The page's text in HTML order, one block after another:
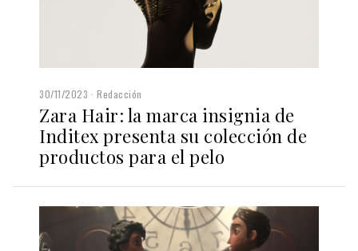
30/11/2023 Redacción
Zara Hair: la marca insignia de
Inditex presenta su colección de
productos para el pelo